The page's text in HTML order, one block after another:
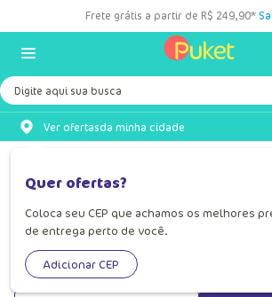
Frete grátis a partir de R$ 249,90*
Digite aqui sua busca
Ver ofertasda minha cidade
Quer ofertas?
Coloca seu CEP que achamos os melhores
de entrega perto de você.
Adicionar CEP
personagens que tornam a noite